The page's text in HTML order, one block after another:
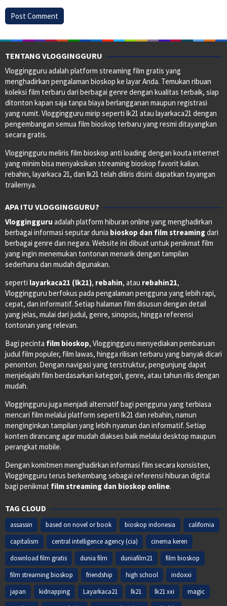
TENTANG VLOGGINGGURU
Vloggingguru adalah platform streaming film gratis yang
menghadirkan pengalaman bioskop ke layar Anda. Temukan ribuan
koleksi film terbaru dari berbagai genre dengan kualitas terbaik, siap
ditonton kapan saja tanpa biaya berlangganan maupun registrasi
yang rumit. Vloggingguru mirip seperti lk21 atau layarkaca21 dengan
pengembangan semua film bioskop terbaru yang resmi ditayangkan
secara gratis.
Vloggingguru meliris film bioskop anti loading dengan kouta internet
yang minim bisa menyaksikan streaming bioskop favorit kalian.
rebahin, layarkaca 21, dan lk21 telah diliris disini. dapatkan tayangan
trailernya.
APA ITU VLOGGINGGURU?
Vloggingguru adalah platform hiburan online yang menghadirkan
berbagai informasi seputar dunia bioskop dan film streamingdari
berbagai genre dan negara. Website ini dibuat untuk penikmat film
yang ingin menemukan tontonan menarik dengan tampilan
sederhana dan mudah digunakan.
seperti layarkaca21 (lk21), rebahin, atau rebahin21,
Vloggingguru berfokus pada pengalaman pengguna yang lebih rapi,
cepat, dan informatif. Setiap halaman film disusun dengan detail
yang jelas, mulai dari judul, genre, sinopsis, hingga referensi
tontonan yang relevan.
Bagi pecinta film bioskop, Vloggingguru menyediakan pembaruan
judul film populer, film lawas, hingga rilisan terbaru yang banyak dicari
penonton. Dengan navigasi yang terstruktur, pengunjung dapat
menjelajahi film berdasarkan kategori, genre, atau tahun rilis dengan
mudah.
Vloggingguru juga menjadi alternatif bagi pengguna yang terbiasa
mencari film melalui platform seperti lk21 dan rebahin, namun
menginginkan tampilan yang lebih nyaman dan informatif. Setiap
konten dirancang agar mudah diakses baik melalui desktop maupun
perangkat mobile.
Dengan komitmen menghadirkan informasi film secara konsisten,
Vloggingguru terus berkembang sebagai referensi hiburan digital
bagi penikmat film streaming dan bioskop online.
TAG CLOUD
assassin based on novel or book bioskop indonesia
california
capitalism
central intelligence agency (cia)
cinema keren
download film gratis
dunia film duniafilm21
film bioskop
film streaming bioskop
friendship high school
indoxxi
japan
kidnapping Layarkaca21 lk21 lk21 xxi
magic